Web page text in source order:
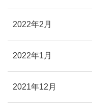
2022年2月
2022年1月
2021年12月